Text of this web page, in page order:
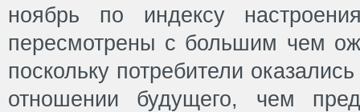
ноябрь по индексу
пересмотрены с большим чем
поскольку потребители
отношении будущего, чем